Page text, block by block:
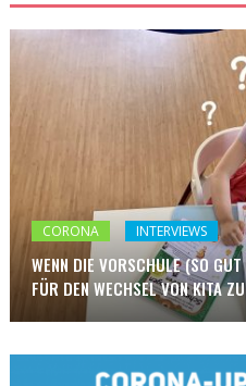
CORONA INTERVIEWS
WENN DIE VORSCHULE (SO
FÜR DEN WECHSEL VON KITA